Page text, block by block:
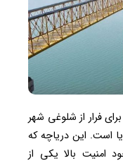
فرار از شلوغی شهر
است. این دریاچه که
امنیت بالا یکی از